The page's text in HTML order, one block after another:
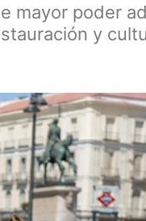
mayor poder
y